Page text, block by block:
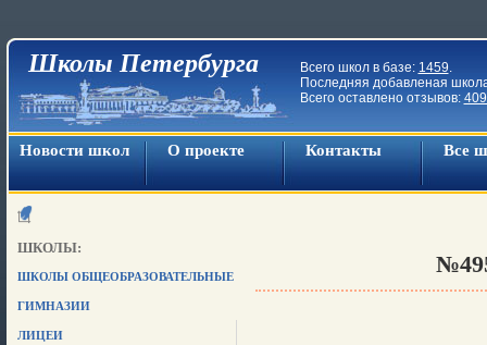
Школы Петербурга Всего школ в базе: 1459.
Последняя добавленая
Всего оставлено отзывов:
Новости школ О проекте Контакты Все
ШКОЛЫ:
ШКОЛЫ ОБЩЕОБРАЗОВАТЕЛЬНЫЕ
ГИМНАЗИИ
ЛИЦЕИ